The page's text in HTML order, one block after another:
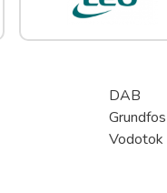
DAB
Grundfos
Vodotok